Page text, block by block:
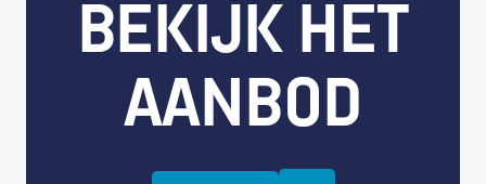
BEKIJK HET
AANBOD